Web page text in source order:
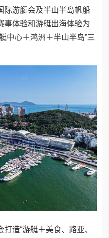
际游艇会及半山半岛帆船
事体验和游艇出海体验为
中心＋鸿洲＋半山半岛”三
造“游艇＋美食、路亚、